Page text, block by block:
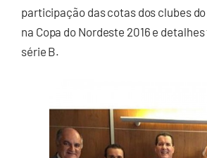
participação das cotas dos clubes
na Copa do Nordeste 2016 e
série B.